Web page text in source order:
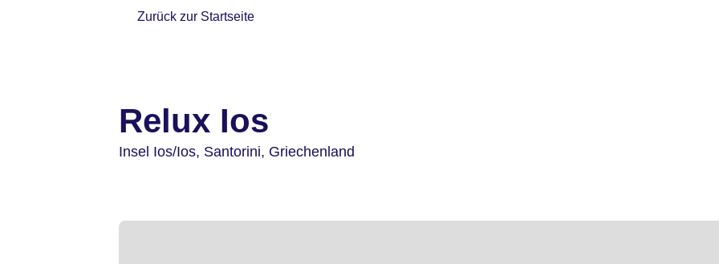
Zurück zur Startseite
Relux Ios
Insel Ios/Ios, Santorini, Griechenland